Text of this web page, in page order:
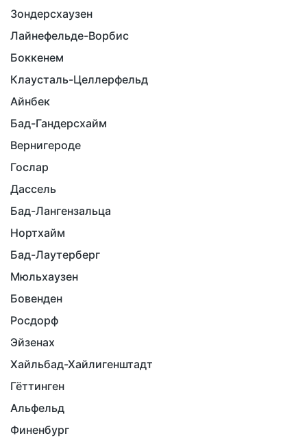
Зондерсхаузен
Лайнефельде-Ворбис
Боккенем
Клаусталь-Целлерфельд
Айнбек
Бад-Гандерсхайм
Вернигероде
Гослар
Дассель
Бад-Лангензальца
Нортхайм
Бад-Лаутерберг
Мюльхаузен
Бовенден
Росдорф
Эйзенах
Хайльбад-Хайлигенштадт
Гёттинген
Альфельд
Финенбург